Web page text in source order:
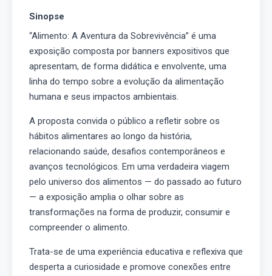
Sinopse
“Alimento: A Aventura da Sobrevivência” é uma
exposição composta por banners expositivos que
apresentam, de forma didática e envolvente, uma
linha do tempo sobre a evolução da alimentação
humana e seus impactos ambientais.
A proposta convida o público a refletir sobre os
hábitos alimentares ao longo da história,
relacionando saúde, desafios contemporâneos e
avanços tecnológicos. Em uma verdadeira viagem
pelo universo dos alimentos — do passado ao futuro
— a exposição amplia o olhar sobre as
transformações na forma de produzir, consumir e
compreender o alimento.
Trata-se de uma experiência educativa e reflexiva que
desperta a curiosidade e promove conexões entre